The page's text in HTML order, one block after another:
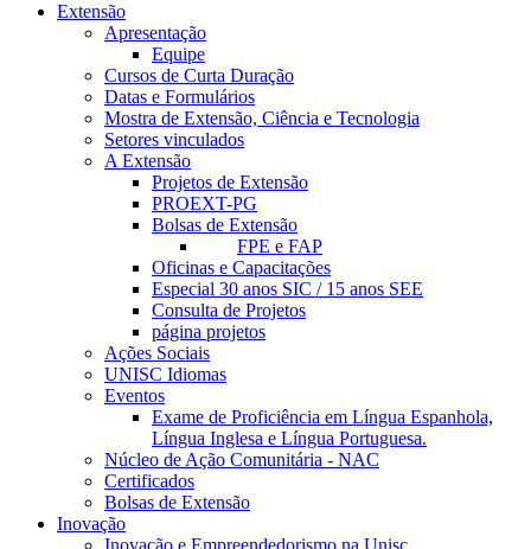
Extensão
Apresentação
Equipe
Cursos de Curta Duração
Datas e Formulários
Mostra de Extensão, Ciência e Tecnologia
Setores vinculados
A Extensão
Projetos de Extensão
PROEXT-PG
Bolsas de Extensão
FPE e FAP
Oficinas e Capacitações
Especial 30 anos SIC / 15 anos SEE
Consulta de Projetos
página projetos
Ações Sociais
UNISC Idiomas
Eventos
Exame de Proficiência em Língua Espanhola,
Língua Inglesa e Língua Portuguesa.
Núcleo de Ação Comunitária - NAC
Certificados
Bolsas de Extensão
Inovação